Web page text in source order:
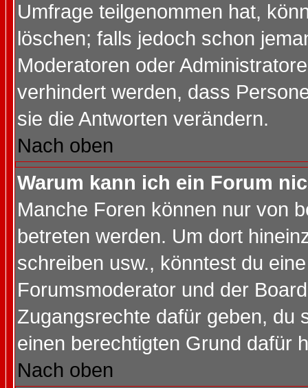
Umfrage teilgenommen hat,
löschen; falls jedoch schon
Moderatoren oder
verhindert werden, dass
sie die Antworten verändern.
Nach oben
Warum kann ich ein Forum
Manche Foren können nur von
betreten werden. Um dort
schreiben usw., könntest du
Forumsmoderator und der
Zugangsrechte dafür geben, du
einen berechtigten Grund dafür
Nach oben